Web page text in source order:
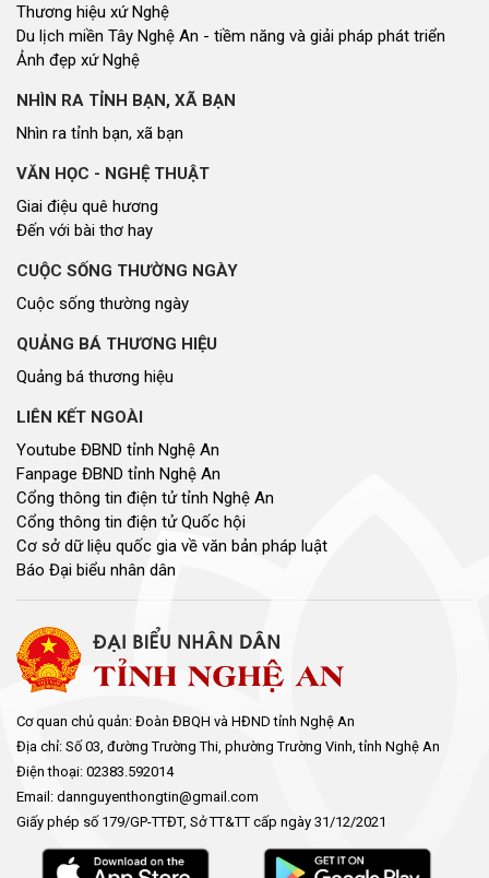
Thương hiệu xứ Nghệ
Du lịch miền Tây Nghệ An - tiềm năng và giải pháp phát triển
Ảnh đẹp xứ Nghệ
NHÌN RA TỈNH BẠN, XÃ BẠN
Nhìn ra tỉnh bạn, xã bạn
VĂN HỌC - NGHỆ THUẬT
Giai điệu quê hương
Đến với bài thơ hay
CUỘC SỐNG THƯỜNG NGÀY
Cuộc sống thường ngày
QUẢNG BÁ THƯƠNG HIỆU
Quảng bá thương hiệu
LIÊN KẾT NGOÀI
Youtube ĐBND tỉnh Nghệ An
Fanpage ĐBND tỉnh Nghệ An
Cổng thông tin điện tử tỉnh Nghệ An
Cổng thông tin điện tử Quốc hội
Cơ sở dữ liệu quốc gia về văn bản pháp luật
Báo Đại biểu nhân dân
Cơ quan chủ quản: Đoàn ĐBQH và HĐND tỉnh Nghệ An
Địa chỉ: Số 03, đường Trường Thi, phường Trường Vinh, tỉnh Nghệ An
Điện thoại: 02383.592014
Email: dannguyenthongtin@gmail.com
Giấy phép số 179/GP-TTĐT, Sở TT&TT cấp ngày 31/12/2021